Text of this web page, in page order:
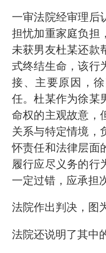
一审法院经审理后
担忧加重家庭负担
未获男友杜某还款
式终结生命，该行
接、主要原因，
任。杜某作为徐某
命权的主观故意，
关系与特定情境，
怀责任和法律层面
履行应尽义务的行
一定过错，应承担
法院作出判决，图
法院还说明了其中